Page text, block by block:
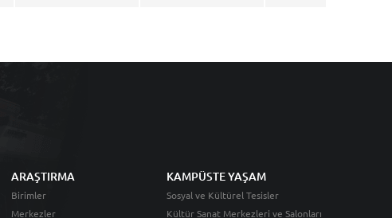
ARAŞTIRMA
Birimler
Merkezler
KAMPÜSTE YAŞAM
Sosyal ve Kültürel Tesisler
Kültür Sanat Merkezleri ve Salonları